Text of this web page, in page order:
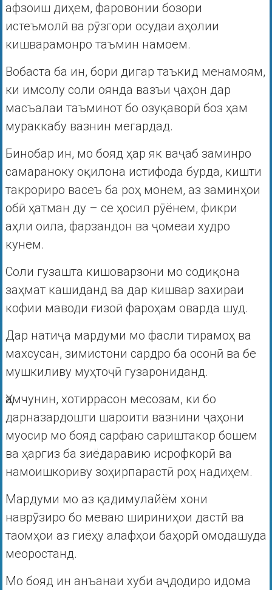
афзоиш диҳем, фаровонии бозори
истеъмолӣ ва рӯзгори осудаи аҳолии
кишварамонро таъмин намоем.
Вобаста ба ин, бори дигар таъкид менамоям,
ки имсолу соли оянда вазъи ҷаҳон дар
масъалаи таъминот бо озуқаворӣ боз ҳам
мураккабу вазнин мегардад.
Бинобар ин, мо бояд ҳар як ваҷаб заминро
самараноку оқилона истифода бурда, кишти
такрориро васеъ ба роҳ монем, аз заминҳои
обӣ ҳатман ду – се ҳосил рӯёнем, фикри
аҳли оила, фарзандон ва ҷомеаи худро
кунем.
Соли гузашта кишоварзони мо содиқона
заҳмат кашиданд ва дар кишвар захираи
кофии маводи ғизоӣ фароҳам оварда шуд.
Дар натиҷа мардуми мо фасли тирамоҳ ва
махсусан, зимистони сардро ба осонӣ ва бе
мушкиливу муҳтоҷӣ гузарониданд.
Ҳамчунин, хотиррасон месозам, ки бо
дарназардошти шароити вазнини ҷаҳони
муосир мо бояд сарфаю сариштакор бошем
ва ҳаргиз ба зиёдаравию исрофкорӣ ва
намоишкориву зоҳирпарастӣ роҳ надиҳем.
Мардуми мо аз қадимулайём хони
наврӯзиро бо меваю шириниҳои дастӣ ва
таомҳои аз гиёҳу алафҳои баҳорӣ омодашуда
меоростанд.
Мо бояд ин анъанаи хуби аҷдодиро идома